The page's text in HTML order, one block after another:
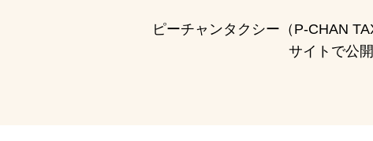
ピーチャンタクシー（P-CHAN
サイトで公